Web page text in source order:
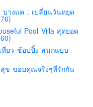
างาซากิ
บางแค : เปลี่ยนวันหยุด
Pool Villa สุดยอด
ที่ยว ช้อปปิ้ง สนุกแบบ
สุข ขอบคุณจริงๆที่รักกัน